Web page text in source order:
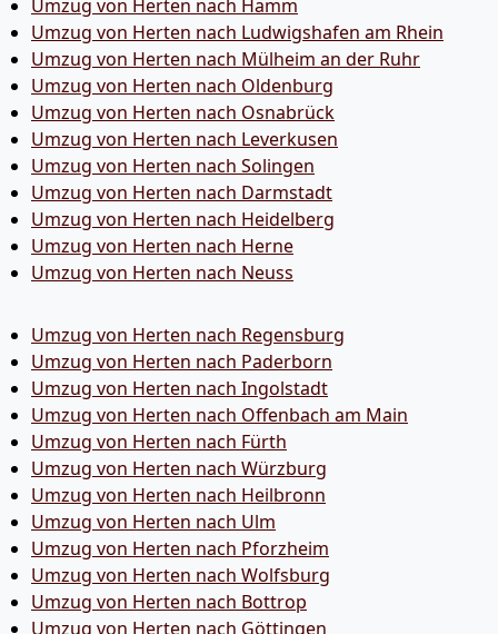
Umzug von Herten nach Hamm
Umzug von Herten nach Ludwigshafen am Rhein
Umzug von Herten nach Mülheim an der Ruhr
Umzug von Herten nach Oldenburg
Umzug von Herten nach Osnabrück
Umzug von Herten nach Leverkusen
Umzug von Herten nach Solingen
Umzug von Herten nach Darmstadt
Umzug von Herten nach Heidelberg
Umzug von Herten nach Herne
Umzug von Herten nach Neuss
Umzug von Herten nach Regensburg
Umzug von Herten nach Paderborn
Umzug von Herten nach Ingolstadt
Umzug von Herten nach Offenbach am Main
Umzug von Herten nach Fürth
Umzug von Herten nach Würzburg
Umzug von Herten nach Heilbronn
Umzug von Herten nach Ulm
Umzug von Herten nach Pforzheim
Umzug von Herten nach Wolfsburg
Umzug von Herten nach Bottrop
Umzug von Herten nach Göttingen